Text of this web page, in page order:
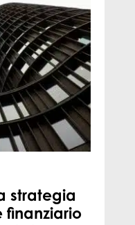
strategia
finanziario